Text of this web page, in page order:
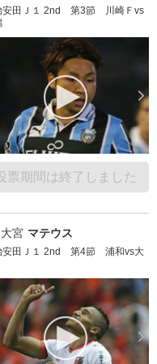
安田Ｊ１ 2nd 第3節 川崎Ｆvs
票期間は終了しました
大宮 マテウス
安田Ｊ１ 2nd 第4節 浦和vs大